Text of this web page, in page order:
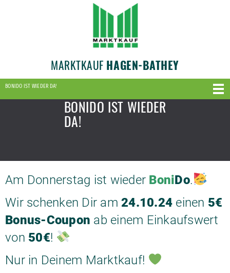
MARKTKAUF HAGEN-BATHEY
BONIDO IST WIEDER DA!
BONIDO IST WIEDER
DA!
Am Donnerstag ist wieder BoniDo.
Wir schenken Dir am 24.10.24 einen 5€
Bonus-Coupon ab einem Einkaufswert
von 50€!
Nur in Deinem Marktkauf!